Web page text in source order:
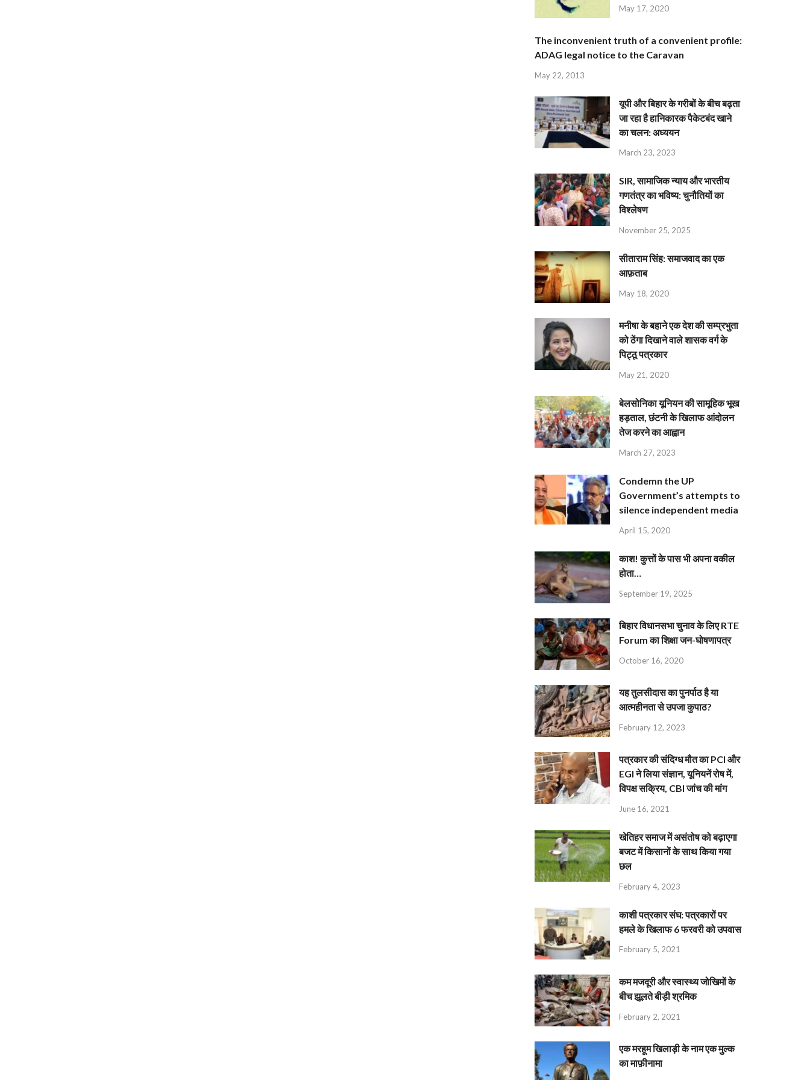
May 17, 2020
The inconvenient truth of a convenient profile:
ADAG legal notice to the Caravan
May 22, 2013
यूपी और बिहार के गरीबों के बीच बढ़ता
जा रहा है हानिकारक पैकेटबंद खाने
का चलन: अध्ययन
March 23, 2023
SIR, सामाजिक न्याय और भारतीय
गणतंत्र का भविष्य: चुनौतियों का
विश्लेषण
November 25, 2025
सीताराम सिंह: समाजवाद का एक
आफ़ताब
May 18, 2020
मनीषा के बहाने एक देश की सम्प्रभुता
को ठेंगा दिखाने वाले शासक वर्ग के
पिट्ठू पत्रकार
May 21, 2020
बेलसोनिका यूनियन की सामूहिक भूख
हड़ताल, छंटनी के खिलाफ आंदोलन
तेज करने का आह्वान
March 27, 2023
Condemn the UP
Government’s attempts to
silence independent media
April 15, 2020
काश! कुत्तों के पास भी अपना वकील
होता…
September 19, 2025
बिहार विधानसभा चुनाव के लिए RTE
Forum का शिक्षा जन-घोषणापत्र
October 16, 2020
यह तुलसीदास का पुनर्पाठ है या
आत्महीनता से उपजा कुपाठ?
February 12, 2023
पत्रकार की संदिग्ध मौत का PCI और
EGI ने लिया संज्ञान, यूनियनें रोष में,
विपक्ष सक्रिय, CBI जांच की मांग
June 16, 2021
खेतिहर समाज में असंतोष को बढ़ाएगा
बजट में किसानों के साथ किया गया
छल
February 4, 2023
काशी पत्रकार संघ: पत्रकारों पर
हमले के खिलाफ 6 फरवरी को उपवास
February 5, 2021
कम मजदूरी और स्वास्थ्य जोखिमों के
बीच झूलते बीड़ी श्रमिक
February 2, 2021
एक मरहूम खिलाड़ी के नाम एक मुल्क
का माफ़ीनामा